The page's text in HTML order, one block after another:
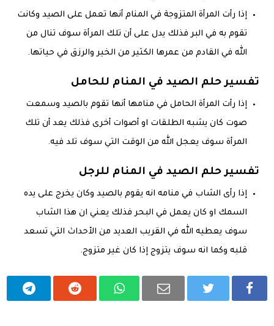
إذا رأت المرأة المتزوجة في المنام أنها تعمل على الصيد وكانت
تقوم به في البر فذلك يدل على أن تلك المرأة سوف تنال من
الله في القادم من عمرها الكثير من الخير والرزق في حياتها.
تفسير حلم الصيد في المنام للحامل
إذا رأت المرأة الحامل في منامها أنها تقوم بالصيد وسمعت
صوت كان يشبه الطلقات او أصوات أخرى فذلك يعد أن تلك
المرأة سوف يعجل الله من الوقت التي سوف تلد فيه.
تفسير حلم الصيد في المنام للرجل
إذا رأى الشاب في منامه انه يقوم بالصيد وكان يخرج على يده
السمك او كان يعمل في البحر فذلك يعني ان هذا الشاب
سوف يعطيه الله في القريب العديد من الأحداث التي تسعد
قلبه وكما انه سوف يتزوج إذا كان غير متزوج.